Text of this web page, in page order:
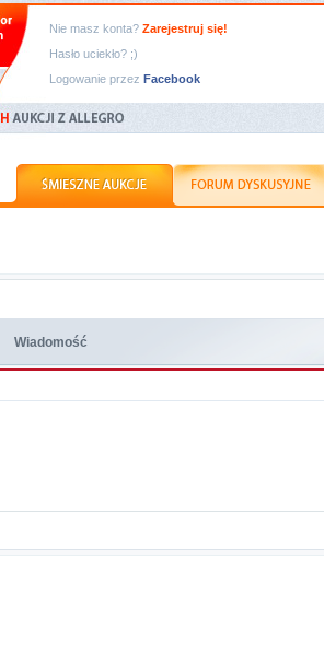
Nie masz konta? Zarejestruj się!
Hasło uciekło? ;)
Logowanie przez Facebook
Wiadomość